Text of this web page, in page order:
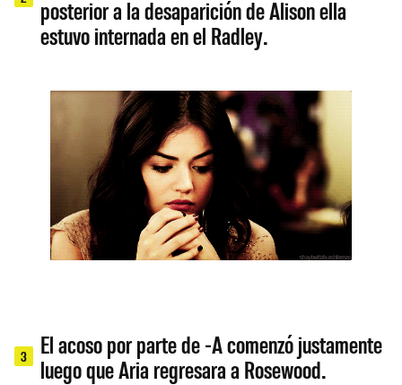
posterior a la desaparición de Alison ella
estuvo internada en el Radley.
3
El acoso por parte de -A comenzó justamente
luego que Aria regresara a Rosewood.